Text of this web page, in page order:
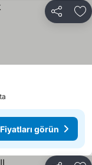
Paylaş
Fiyatları görün